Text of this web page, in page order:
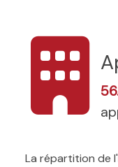
La répartition de